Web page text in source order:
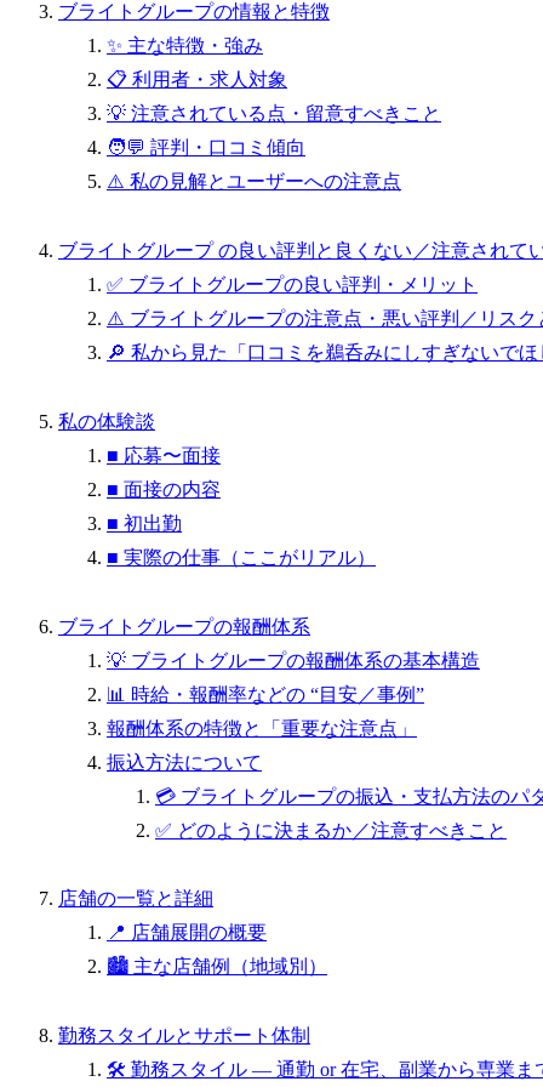
ブライトグループの情報と特徴
✨ 主な特徴・強み
📋 利用者・求人対象
💡 注意されている点・留意すべきこと
🧑‍💬 評判・口コミ傾向
⚠️ 私の見解とユーザーへの注意点
ブライトグループ の良い評判と良くない／注意されて
✅ ブライトグループの良い評判・メリット
⚠️ ブライトグループの注意点・悪い評判／リスク
🔎 私から見た「口コミを鵜呑みにしすぎないでほ
私の体験談
■ 応募〜面接
■ 面接の内容
■ 初出勤
■ 実際の仕事（ここがリアル）
ブライトグループの報酬体系
💡 ブライトグループの報酬体系の基本構造
📊 時給・報酬率などの “目安／事例”
報酬体系の特徴と「重要な注意点」
振込方法について
💳 ブライトグループの振込・支払方法のパ
✅ どのように決まるか／注意すべきこと
店舗の一覧と詳細
📍 店舗展開の概要
🏙️ 主な店舗例（地域別）
勤務スタイルとサポート体制
🛠 勤務スタイル — 通勤 or 在宅、副業から専業ま